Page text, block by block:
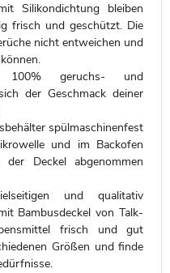
Silikondichtung bleiben
frisch und geschützt. Die
nicht entweichen und
100% geruchs- und
der Geschmack deiner
spülmaschinenfest
und im Backofen
Deckel abgenommen
und qualitativ
Bambusdeckel von Talk-
frisch und gut
Größen und finde